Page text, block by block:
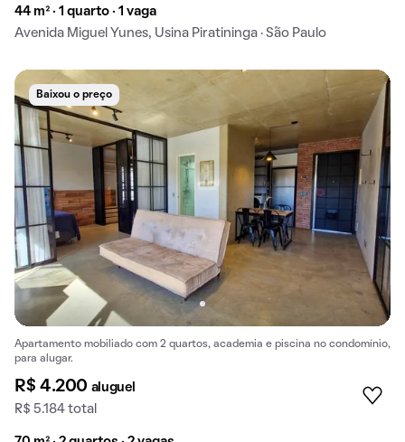
44 m² · 1 quarto · 1 vaga
Avenida Miguel Yunes, Usina Piratininga · São Paulo
Baixou o preço
Apartamento mobiliado com 2 quartos, academia e piscina no condomínio,
para alugar.
R$ 4.200 aluguel
R$ 5.184 total